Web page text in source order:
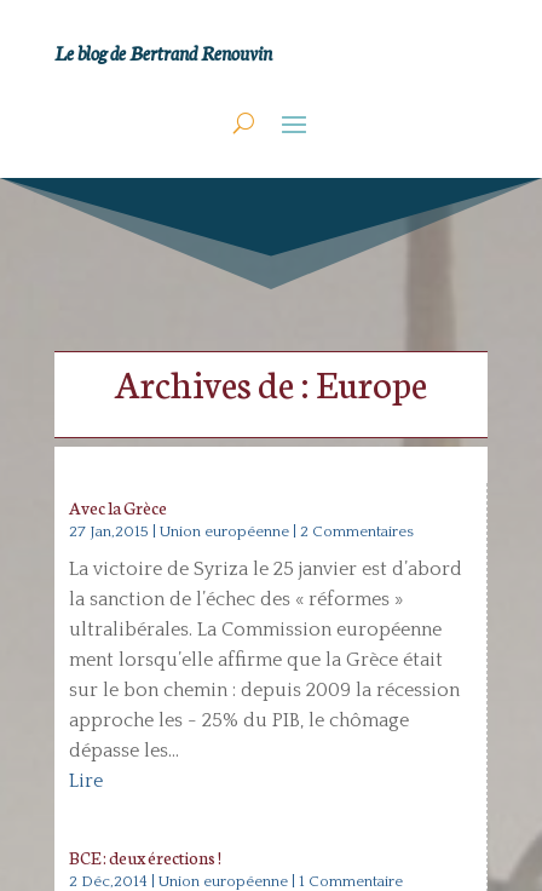
Le blog de Bertrand Renouvin
Archives de : Europe
Avec la Grèce
27 Jan,2015 Union européenne| 2 Commentaires
La victoire de Syriza le 25 janvier est d’abord
la sanction de l’échec des « réformes »
ultralibérales. La Commission européenne
ment lorsqu’elle affirme que la Grèce était
sur le bon chemin : depuis 2009 la récession
approche les - 25% du PIB, le chômage
dépasse les...
Lire
BCE : deux érections !
2 Déc,2014 Union européenne| 1 Commentaire